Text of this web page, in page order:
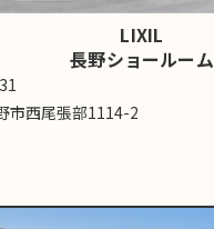
LIXIL
長野ショールーム
市西尾張部1114-2